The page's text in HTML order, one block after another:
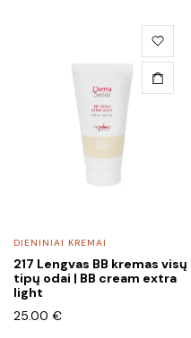
DIENINIAI KREMAI
217 Lengvas BB kremas visų
tipų odai | BB cream extra
light
25.00 €